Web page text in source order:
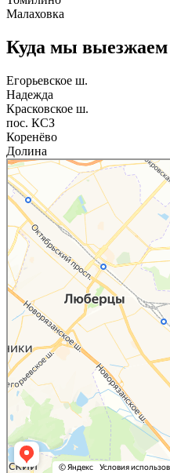
Малаховка
Куда мы выезжаем
Егорьевское ш.
Надежда
Красковское ш.
пос. КСЗ
Коренёво
Долина